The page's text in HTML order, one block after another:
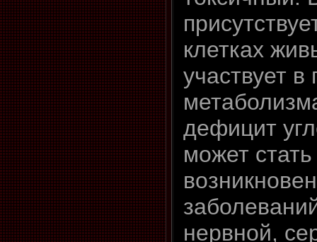
клетках
участвует в
дефицит
может
нервной,